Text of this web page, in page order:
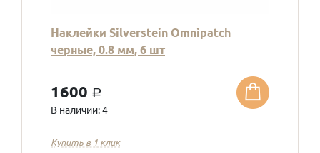
Наклейки Silverstein Omnipatch
черные, 0.8 мм, 6 шт
1600 a
В наличии: 4
Купить в 1 клик